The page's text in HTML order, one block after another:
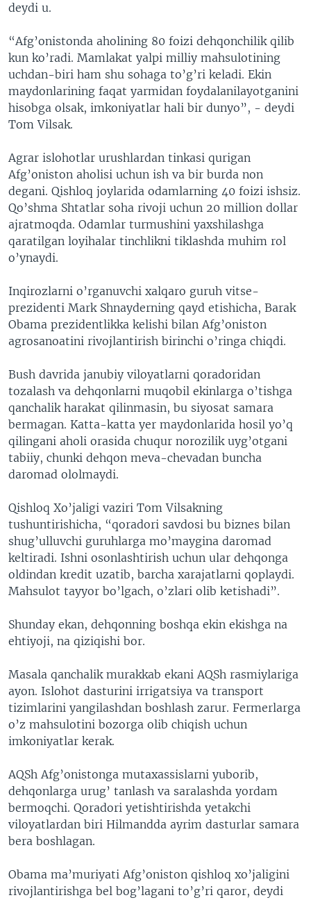
deydi u.
“Afg’onistonda aholining 80 foizi dehqonchilik qilib
kun ko’radi. Mamlakat yalpi milliy mahsulotining
uchdan-biri ham shu sohaga to’g’ri keladi. Ekin
maydonlarining faqat yarmidan foydalanilayotganini
hisobga olsak, imkoniyatlar hali bir dunyo”, - deydi
Tom Vilsak.
Agrar islohotlar urushlardan tinkasi qurigan
Afg’oniston aholisi uchun ish va bir burda non
degani. Qishloq joylarida odamlarning 40 foizi ishsiz.
Qo’shma Shtatlar soha rivoji uchun 20 million dollar
ajratmoqda. Odamlar turmushini yaxshilashga
qaratilgan loyihalar tinchlikni tiklashda muhim rol
o’ynaydi.
Inqirozlarni o’rganuvchi xalqaro guruh vitse-
prezidenti Mark Shnayderning qayd etishicha, Barak
Obama prezidentlikka kelishi bilan Afg’oniston
agrosanoatini rivojlantirish birinchi o’ringa chiqdi.
Bush davrida janubiy viloyatlarni qoradoridan
tozalash va dehqonlarni muqobil ekinlarga o’tishga
qanchalik harakat qilinmasin, bu siyosat samara
bermagan. Katta-katta yer maydonlarida hosil yo’q
qilingani aholi orasida chuqur norozilik uyg’otgani
tabiiy, chunki dehqon meva-chevadan buncha
daromad ololmaydi.
Qishloq Xo’jaligi vaziri Tom Vilsakning
tushuntirishicha, “qoradori savdosi bu biznes bilan
shug’ulluvchi guruhlarga mo’maygina daromad
keltiradi. Ishni osonlashtirish uchun ular dehqonga
oldindan kredit uzatib, barcha xarajatlarni qoplaydi.
Mahsulot tayyor bo’lgach, o’zlari olib ketishadi”.
Shunday ekan, dehqonning boshqa ekin ekishga na
ehtiyoji, na qiziqishi bor.
Masala qanchalik murakkab ekani AQSh rasmiylariga
ayon. Islohot dasturini irrigatsiya va transport
tizimlarini yangilashdan boshlash zarur. Fermerlarga
o’z mahsulotini bozorga olib chiqish uchun
imkoniyatlar kerak.
AQSh Afg’onistonga mutaxassislarni yuborib,
dehqonlarga urug’ tanlash va saralashda yordam
bermoqchi. Qoradori yetishtirishda yetakchi
viloyatlardan biri Hilmandda ayrim dasturlar samara
bera boshlagan.
Obama ma’muriyati Afg’oniston qishloq xo’jaligini
rivojlantirishga bel bog’lagani to’g’ri qaror, deydi